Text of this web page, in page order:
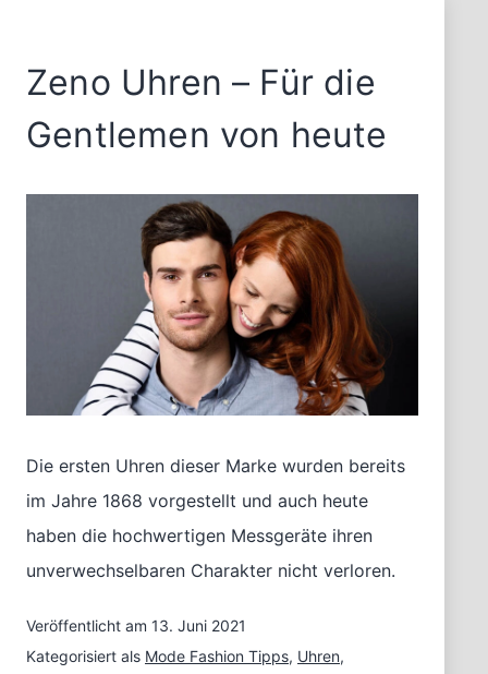
Zeno Uhren – Für die
Gentlemen von heute
Die ersten Uhren dieser Marke wurden bereits
im Jahre 1868 vorgestellt und auch heute
haben die hochwertigen Messgeräte ihren
unverwechselbaren Charakter nicht verloren.
Veröffentlicht am 13. Juni 2021
Kategorisiert als Mode Fashion Tipps, Uhren,